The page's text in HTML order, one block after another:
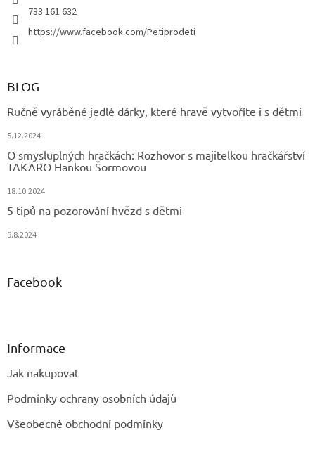
733 161 632
https://www.facebook.com/Petiprodeti
BLOG
Ručně vyráběné jedlé dárky, které hravě vytvoříte i s dětmi
5.12.2024
O smysluplných hračkách: Rozhovor s majitelkou hračkářství
TAKARO Hankou Šormovou
18.10.2024
5 tipů na pozorování hvězd s dětmi
9.8.2024
Facebook
Informace
Jak nakupovat
Podmínky ochrany osobních údajů
Všeobecné obchodní podmínky